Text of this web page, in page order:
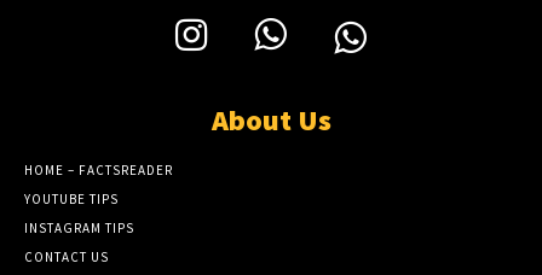
About Us
HOME – FACTSREADER
YOUTUBE TIPS
INSTAGRAM TIPS
CONTACT US